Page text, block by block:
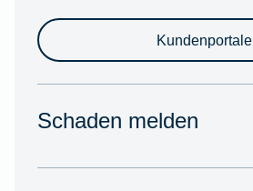
Kundenportale
Schaden melden